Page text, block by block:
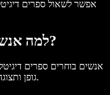
למה אנשים מורידים ספרים דיגיטליים?
אנשים בוחרים ספרים
גופן ותצוגה. אפשר לשאת מאות ספרים בלי משקל פיזי.